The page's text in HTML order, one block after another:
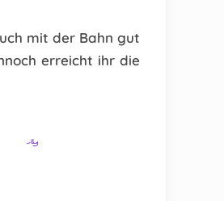
mit der Bahn gut
erreicht ihr die